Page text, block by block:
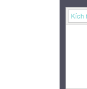
3
Kích